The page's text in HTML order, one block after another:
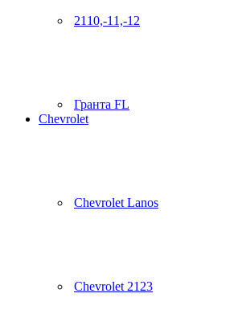
2110,-11,-12
Гранта FL
Chevrolet
Chevrolet Lanos
Chevrolet 2123